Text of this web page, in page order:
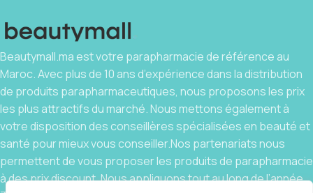
Beautymall.ma est votre parapharmacie de référence au
Maroc. Avec plus de 10 ans d’expérience dans la distribution
de produits parapharmaceutiques, nous proposons les prix
les plus attractifs du marché. Nous mettons également à
votre disposition des conseillères spécialisées en beauté et
santé pour mieux vous conseiller.Nos partenariats nous
permettent de vous proposer les produits de parapharmacie
à des prix discount. Nous appliquons tout au long de l’année